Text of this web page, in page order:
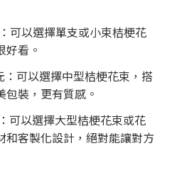
可以選擇單支或小束桔梗花
好看。
可以選擇中型桔梗花束，搭
裝，更有質感。
可以選擇大型桔梗花束或花
和客製化設計，絕對能讓對方